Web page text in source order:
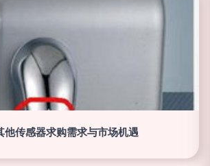
他传感器求购需求与市场机遇